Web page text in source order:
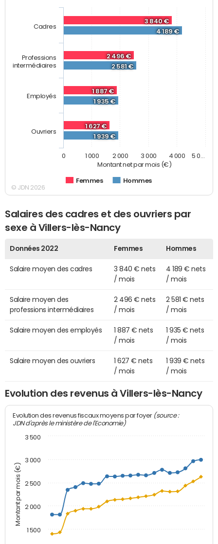
Montant net par mois (€)
3 840 €
2 496 €
1 887 €
1 627 €
4 189 €
2 581 €
1 935 €
1 939 €
Femmes Hommes
Cadres
Professions
intermédiaires
Employés
Ouvriers
0 1 000 2 000 3 000 4 000 5 0…
© JDN 2026
Salaires des cadres et des ouvriers par
sexe à Villers-lès-Nancy
Données 2022 Femmes Hommes
Salaire moyen des cadres
3 840 € nets
/ mois
4 189 € nets
/ mois
Salaire moyen des
professions intermédiaires
2 496 € nets
/ mois
2 581 € nets
/ mois
Salaire moyen des employés
1 887 € nets
/ mois
1 935 € nets
/ mois
Salaire moyen des ouvriers
1 627 € nets
/ mois
1 939 € nets
/ mois
Evolution des revenus à Villers-lès-Nancy
Montant par mois (€)
Evolution des revenus fiscaux moyens par foyer (source :
JDN d'après le ministère de l'Economie)
1 500
2 000
2 500
3 000
3 500